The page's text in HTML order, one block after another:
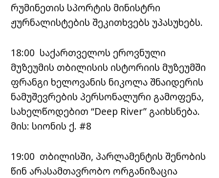
რუმინეთის სპორტის მინისტრი
ჟურნალისტების შეკითხვებს უპასუხებს.
18:00 საქართველოს ეროვნული
მუზეუმის თბილისის ისტორიის მუზეუმში
ფრანგი ხელოვანის ნიკოლა შნაიდერის
ნამუშევრების პერსონალური გამოფენა,
სახელწოდებით “Deep River” გაიხსნება.
მის: სიონის ქ. #8
19:00 თბილისში, პარლამენტის შენობის
წინ არასამთავრობო ორგანიზაცია